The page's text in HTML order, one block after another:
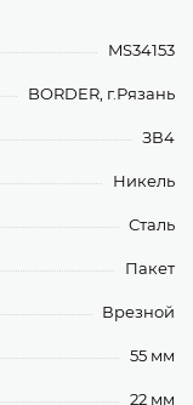
MS34153
BORDER, г.Рязань
ЗВ4
Никель
Сталь
Пакет
Врезной
55 мм
22 мм